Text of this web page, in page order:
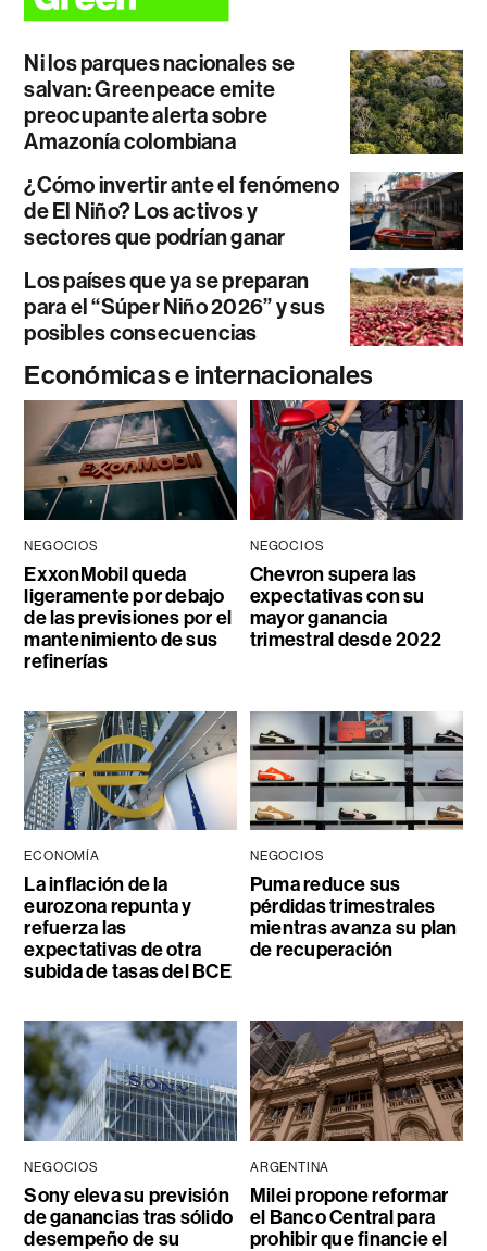
Ni los parques nacionales se
salvan: Greenpeace emite
preocupante alerta sobre
Amazonía colombiana
¿Cómo invertir ante el fenómeno
de El Niño? Los activos y
sectores que podrían ganar
Los países que ya se preparan
para el “Súper Niño 2026” y sus
posibles consecuencias
Económicas e internacionales
NEGOCIOS
ExxonMobil queda
ligeramente por debajo
de las previsiones por el
mantenimiento de sus
refinerías
NEGOCIOS
Chevron supera las
expectativas con su
mayor ganancia
trimestral desde 2022
ECONOMÍA
La inflación de la
eurozona repunta y
refuerza las
expectativas de otra
subida de tasas del BCE
NEGOCIOS
Puma reduce sus
pérdidas trimestrales
mientras avanza su plan
de recuperación
NEGOCIOS
Sony eleva su previsión
de ganancias tras sólido
desempeño de su
ARGENTINA
Milei propone reformar
el Banco Central para
prohibir que financie el